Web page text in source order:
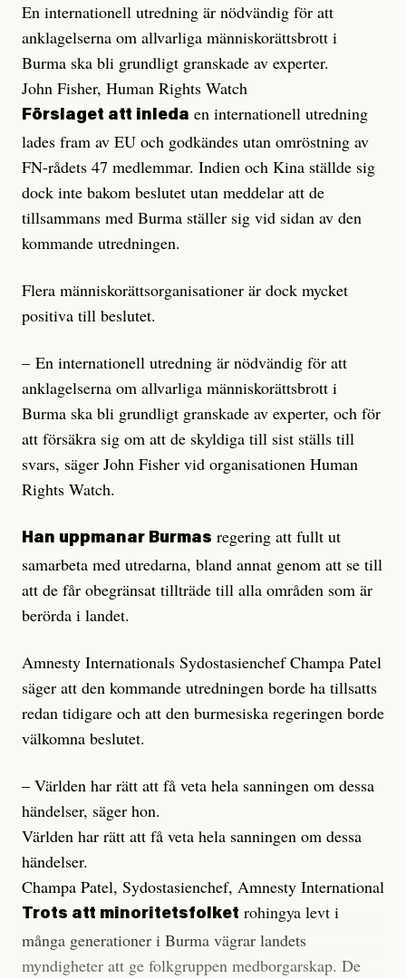
En internationell utredning är nödvändig för att
anklagelserna om allvarliga människorättsbrott i
Burma ska bli grundligt granskade av experter.
John Fisher, Human Rights Watch
Förslaget att inleda en internationell utredning
lades fram av EU och godkändes utan omröstning av
FN-rådets 47 medlemmar. Indien och Kina ställde sig
dock inte bakom beslutet utan meddelar att de
tillsammans med Burma ställer sig vid sidan av den
kommande utredningen.
Flera människorättsorganisationer är dock mycket
positiva till beslutet.
– En internationell utredning är nödvändig för att
anklagelserna om allvarliga människorättsbrott i
Burma ska bli grundligt granskade av experter, och för
att försäkra sig om att de skyldiga till sist ställs till
svars, säger John Fisher vid organisationen Human
Rights Watch.
Han uppmanar Burmas regering att fullt ut
samarbeta med utredarna, bland annat genom att se till
att de får obegränsat tillträde till alla områden som är
berörda i landet.
Amnesty Internationals Sydostasienchef Champa Patel
säger att den kommande utredningen borde ha tillsatts
redan tidigare och att den burmesiska regeringen borde
välkomna beslutet.
– Världen har rätt att få veta hela sanningen om dessa
händelser, säger hon.
Världen har rätt att få veta hela sanningen om dessa
händelser.
Champa Patel, Sydostasienchef, Amnesty International
Trots att minoritetsfolket rohingya levt i
många generationer i Burma vägrar landets
myndigheter att ge folkgruppen medborgarskap. De